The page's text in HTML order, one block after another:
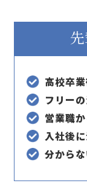
高校卒
フリー
営業職
入社後
分から